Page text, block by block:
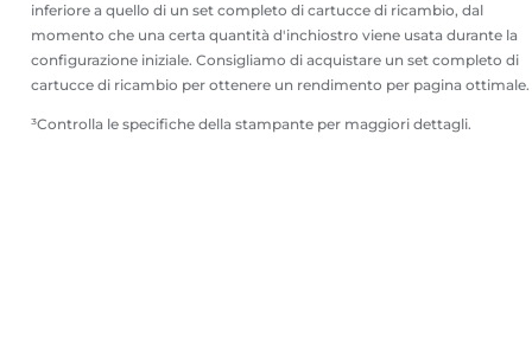
inferiore a quello di un set completo di cartucce di ricambio, dal
momento che una certa quantità d'inchiostro viene usata durante la
configurazione iniziale. Consigliamo di acquistare un set completo di
cartucce di ricambio per ottenere un rendimento per pagina ottimale.
³Controlla le specifiche della stampante per maggiori dettagli.